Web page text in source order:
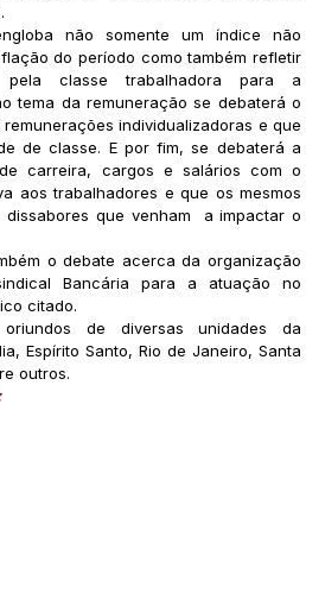
não somente um índice não
do período como também refletir
classe trabalhadora para a
tema da remuneração se debaterá o
individualizadoras e que
de classe. E por fim, se debaterá a
carreira, cargos e salários com o
aos trabalhadores e que os mesmos
dissabores que venham a impactar o
o debate acerca da organização
Bancária para a atuação no
citado.
oriundos de diversas unidades da
Espírito Santo, Rio de Janeiro, Santa
outros.